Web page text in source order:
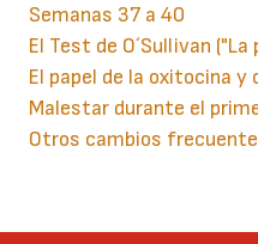
Semanas 37 a 40
El Test de O´Sullivan
El papel de la oxitocina
Malestar durante el
Otros cambios